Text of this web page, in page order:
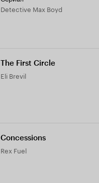
Detective Max Boyd
The First Circle
Eli Brevil
Concessions
Rex Fuel